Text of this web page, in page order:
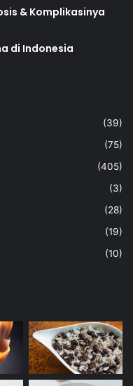
& Komplikasinya
di Indonesia
(39)
(75)
(405)
(3)
(28)
(19)
(10)